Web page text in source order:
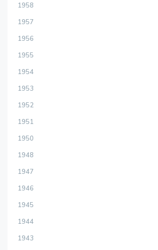
1958
1957
1956
1955
1954
1953
1952
1951
1950
1948
1947
1946
1945
1944
1943